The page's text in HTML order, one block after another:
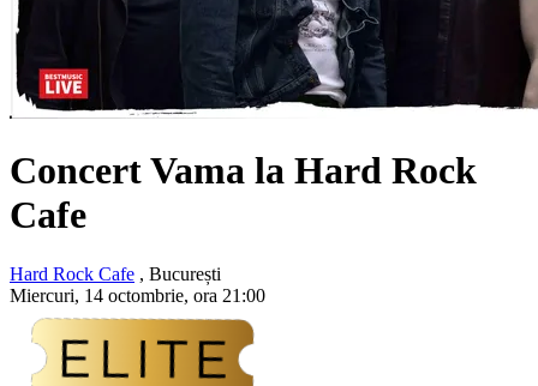
Concert Vama la Hard Rock
Cafe
Hard Rock Cafe , București
Miercuri, 14 octombrie, ora 21:00